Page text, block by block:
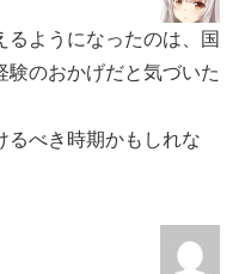
ようになったのは、国
験のおかげだと気づいた
るべき時期かもしれな